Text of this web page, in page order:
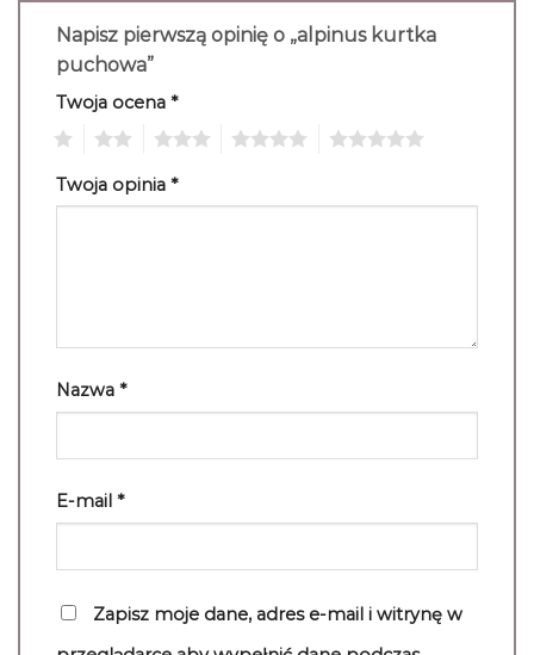
Napisz pierwszą opinię o „alpinus kurtka
puchowa”
Twoja ocena *
Twoja opinia *
Nazwa *
E-mail *
Zapisz moje dane, adres e-mail i witrynę w